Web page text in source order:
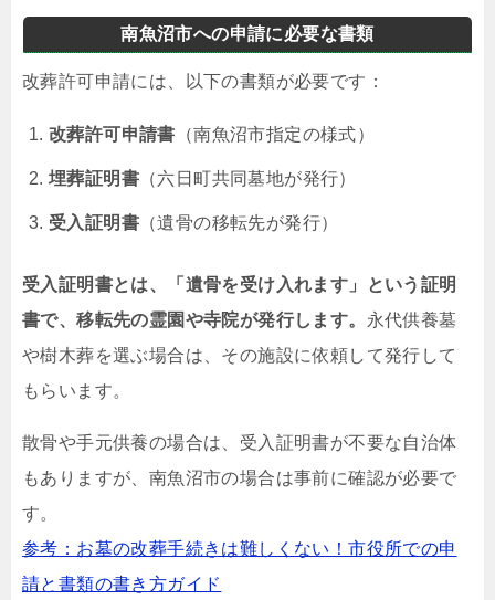
南魚沼市への申請に必要な書類
改葬許可申請には、以下の書類が必要です：
改葬許可申請書 （南魚沼市指定の様式）
埋葬証明書 （六日町共同墓地が発行）
受入証明書 （遺骨の移転先が発行）
受入証明書とは、「遺骨を受け入れます」という証明
書で、移転先の霊園や寺院が発行します。 永代供養墓
や樹木葬を選ぶ場合は、その施設に依頼して発行して
もらいます。
散骨や手元供養の場合は、受入証明書が不要な自治体
もありますが、南魚沼市の場合は事前に確認が必要で
す。
参考：お墓の改葬手続きは難しくない！市役所での申
請と書類の書き方ガイド